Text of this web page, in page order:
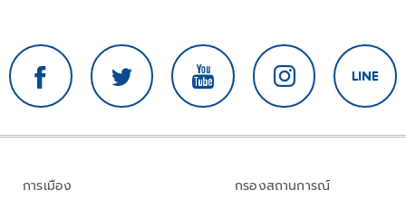
การเมือง
กรองสถานการณ์